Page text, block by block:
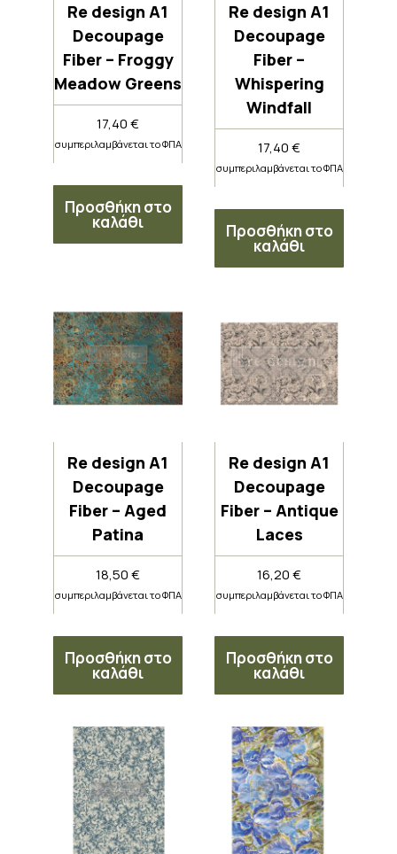
Re design A1
Decoupage
Fiber – Froggy
Meadow Greens
17,40€
συμπεριλαμβάνεται το ΦΠΑ
Προσθήκη στο
καλάθι
Re design A1
Decoupage
Fiber –
Whispering
Windfall
17,40€
συμπεριλαμβάνεται το ΦΠΑ
Προσθήκη στο
καλάθι
Re design A1
Decoupage
Fiber – Aged
Patina
18,50€
συμπεριλαμβάνεται το ΦΠΑ
Προσθήκη στο
καλάθι
Re design A1
Decoupage
Fiber – Antique
Laces
16,20€
συμπεριλαμβάνεται το ΦΠΑ
Προσθήκη στο
καλάθι